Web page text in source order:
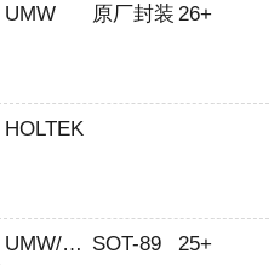
UMW 原厂封装 26+
HOLTEK
UMW/友台 SOT-89 25+